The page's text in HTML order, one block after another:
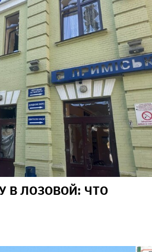
В ЛОЗОВОЙ: ЧТО